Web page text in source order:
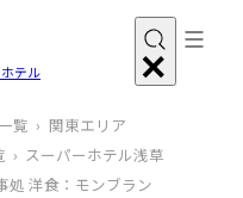
テル
覧
関東エリア
スーパーホテル浅草
処 洋食：モンブラン